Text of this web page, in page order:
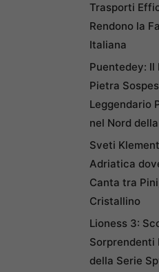
Trasporti
Rendono la
Italiana
Puentedey: Il
Pietra
Leggendario
nel Nord
Sveti
Adriatica
Canta tra
Cristallino
Lioness 3:
Sorprendenti
della Serie